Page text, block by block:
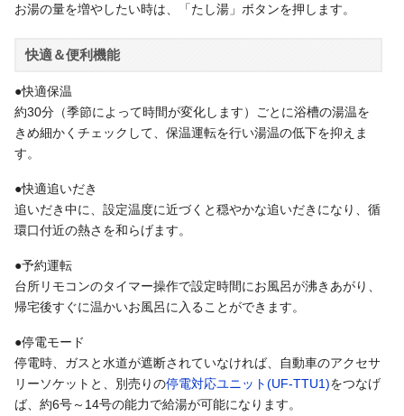
お湯の量を増やしたい時は、「たし湯」ボタンを押します。
快適＆便利機能
●快適保温
約30分（季節によって時間が変化します）ごとに浴槽の湯温を
きめ細かくチェックして、保温運転を行い湯温の低下を抑えま
す。
●快適追いだき
追いだき中に、設定温度に近づくと穏やかな追いだきになり、循
環口付近の熱さを和らげます。
●予約運転
台所リモコンのタイマー操作で設定時間にお風呂が沸きあがり、
帰宅後すぐに温かいお風呂に入ることができます。
●停電モード
停電時、ガスと水道が遮断されていなければ、自動車のアクセサ
リーソケットと、別売りの停電対応ユニット(UF-TTU1)をつなげ
ば、約6号～14号の能力で給湯が可能になります。